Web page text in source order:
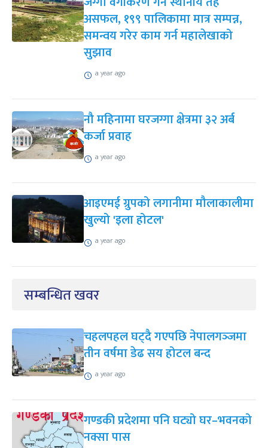
असफल, १९९ पालिकामा मात्र सम्पन्न,
समन्वय गरेर काम गर्न महालेखाको
सुझाव
a year ago
नौ महिनामा घरजग्गा क्षेत्रमा ३२ अर्ब
कर्जा प्रवाह
a year ago
आइएमई ग्रुपको लगानीमा मौलाकालीमा
खुल्यो 'इला होटल'
a year ago
सम्बन्धित खवर
चहलपहल घट्दै गएपछि नेपालगञ्‍जमा
तीन वर्षमा डेढ सय होटल बन्द
a year ago
गण्डकी प्रदेशमा पनि घट्यो घर–भवनको
नक्सा पास